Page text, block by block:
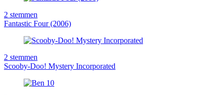
2 stemmen
Fantastic Four (2006)
2 stemmen
Scooby-Doo! Mystery Incorporated